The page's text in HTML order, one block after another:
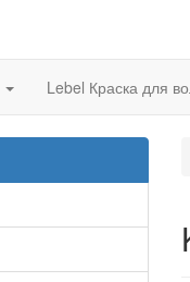
Lebel Краска для